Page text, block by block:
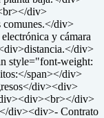
div>
comunes.</div>
y cámara
div>
style="font-weight:
span></div>
div><div>
div>
div><div>- Contrato